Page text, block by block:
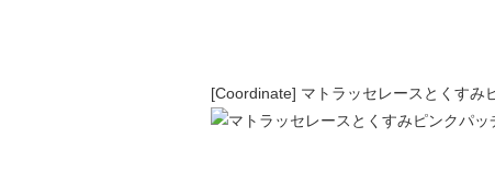
[Coordinate] マトラッセレースとくすみ